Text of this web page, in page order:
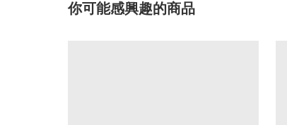
你可能感興趣的商品